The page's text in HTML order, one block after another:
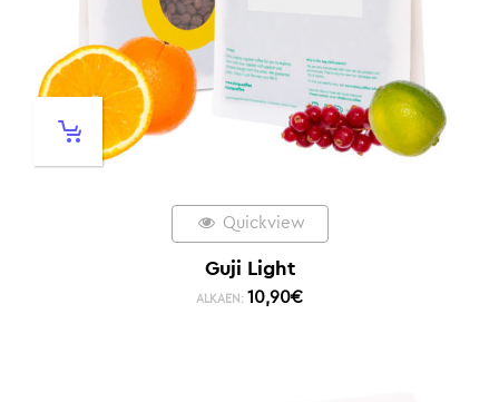
Quickview
Guji Light
ALKAEN: 10,90€